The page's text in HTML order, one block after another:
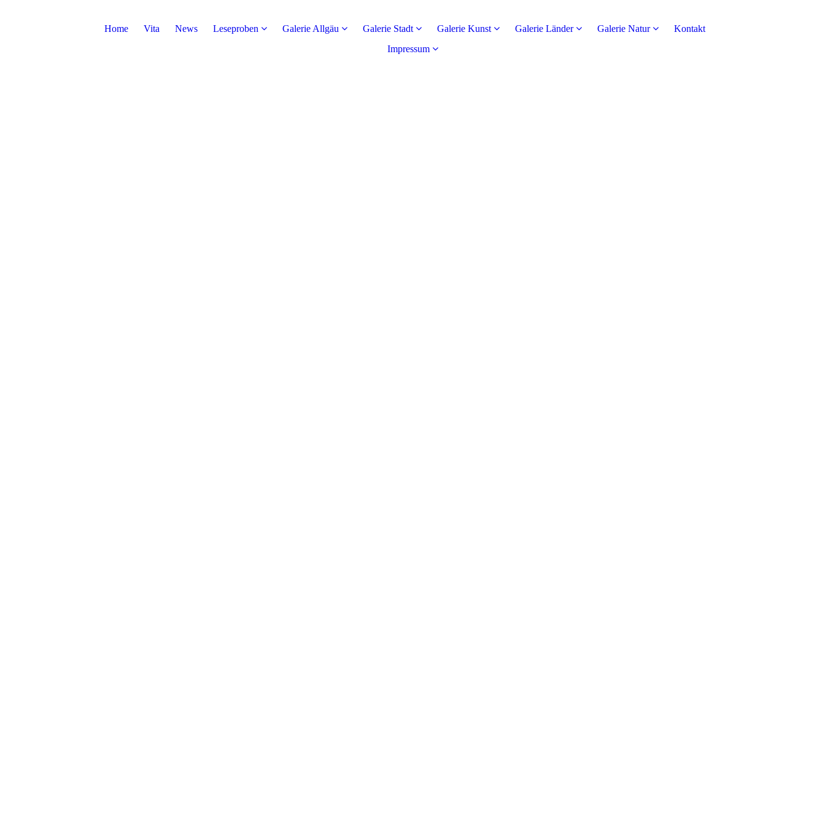
Home Vita News Leseproben Galerie Allgäu Galerie Stadt Galerie Kunst Galerie Länder Galerie Natur
Kontakt
Impressum